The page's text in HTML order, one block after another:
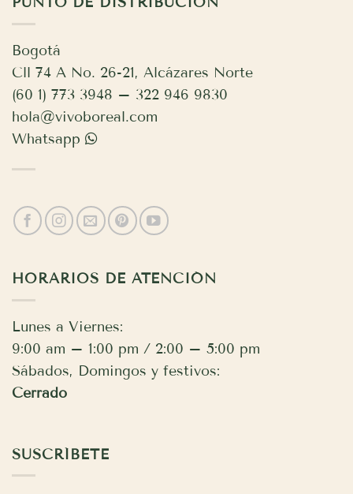
Bogotá
Cll 74 A No. 26-21, Alcázares Norte
(60 1) 773 3948 – 322 946 9830
hola@vivoboreal.com
Whatsapp
HORARIOS DE ATENCIÓN
Lunes a Viernes:
9:00 am – 1:00 pm / 2:00 – 5:00 pm
Sábados, Domingos y festivos:
Cerrado
SUSCRÍBETE